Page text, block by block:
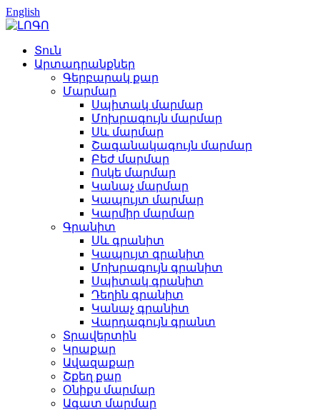
English
Տուն
Արտադրանքներ
Գերբարակ քար
Մարմար
Սպիտակ մարմար
Մոխրագույն մարմար
Սև մարմար
Շագանակագույն մարմար
Բեժ մարմար
Ոսկե մարմար
Կանաչ մարմար
Կապույտ մարմար
Կարմիր մարմար
Գրանիտ
Սև գրանիտ
Կապույտ գրանիտ
Մոխրագույն գրանիտ
Սպիտակ գրանիտ
Դեղին գրանիտ
Կանաչ գրանիտ
Վարդագույն գրանտ
Տրավերտին
Կրաքար
Ավազաքար
Շքեղ քար
Օնիքս մարմար
Ագատ մարմար